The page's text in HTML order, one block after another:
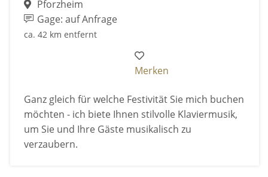
Pforzheim
Gage: auf Anfrage
ca. 42 km entfernt
Merken
Ganz gleich für welche Festivität Sie mich buchen
möchten - ich biete Ihnen stilvolle Klaviermusik,
um Sie und Ihre Gäste musikalisch zu
verzaubern.